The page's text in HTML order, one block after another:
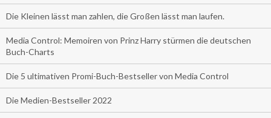
Die Kleinen lässt man zahlen, die Großen lässt man laufen.
Media Control: Memoiren von Prinz Harry stürmen die deutschen
Buch-Charts
Die 5 ultimativen Promi-Buch-Bestseller von Media Control
Die Medien-Bestseller 2022